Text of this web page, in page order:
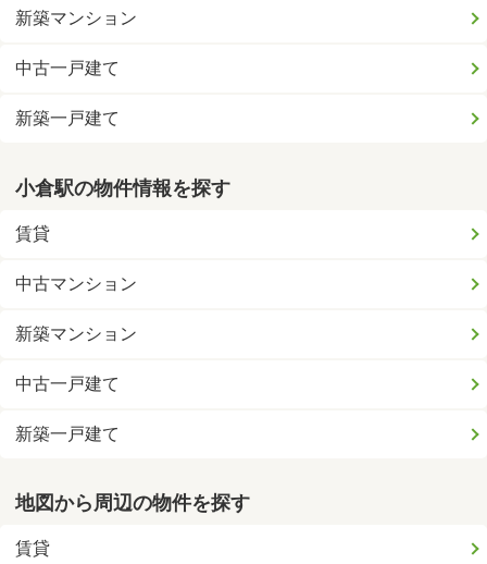
新築マンション
中古一戸建て
新築一戸建て
小倉駅の物件情報を探す
賃貸
中古マンション
新築マンション
中古一戸建て
新築一戸建て
地図から周辺の物件を探す
賃貸